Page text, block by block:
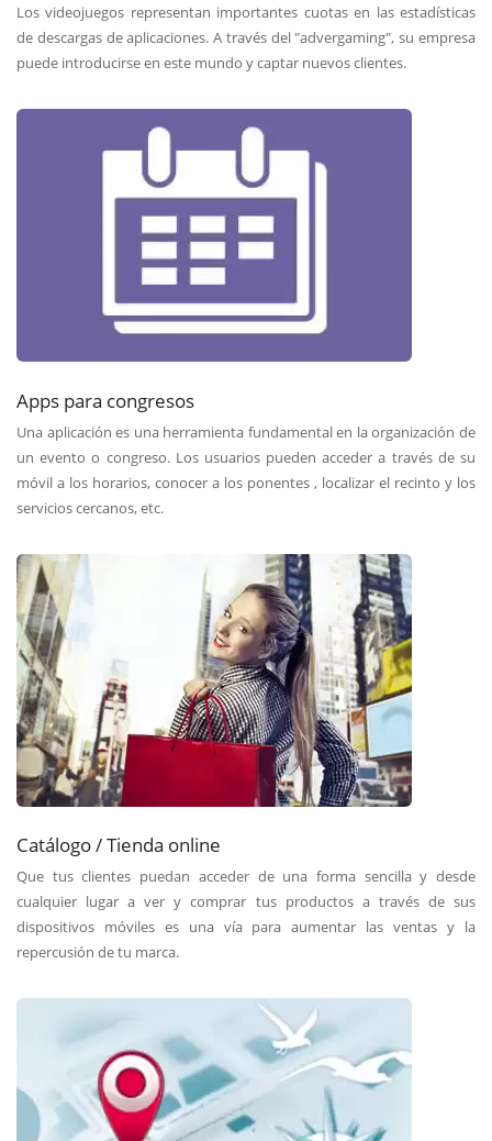
Los videojuegos representan importantes cuotas en las estadísticas
de descargas de aplicaciones. A través del "advergaming", su empresa
puede introducirse en este mundo y captar nuevos clientes.
Apps para congresos
Una aplicación es una herramienta fundamental en la organización de
un evento o congreso. Los usuarios pueden acceder a través de su
móvil a los horarios, conocer a los ponentes , localizar el recinto y los
servicios cercanos, etc.
Catálogo / Tienda online
Que tus clientes puedan acceder de una forma sencilla y desde
cualquier lugar a ver y comprar tus productos a través de sus
dispositivos móviles es una vía para aumentar las ventas y la
repercusión de tu marca.